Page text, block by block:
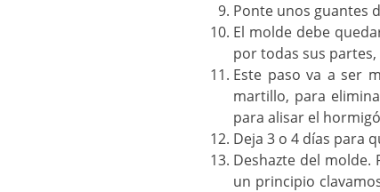
Ponte unos guantes
El molde debe
por todas sus
Este paso va a ser
martillo, para
para alisar el
Deja 3 o 4 días para
Deshazte del
un principio